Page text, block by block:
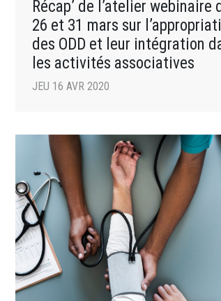
Récap’ de l’atelier webinaire
26 et 31 mars sur
des ODD et leur intégration
les activités associatives
JEU 16 AVR 2020